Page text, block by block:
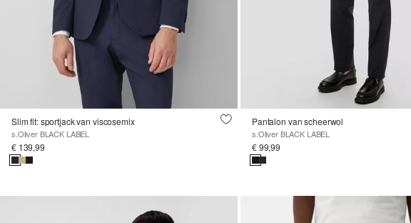
Slim fit: sportjack van viscosemix
s.Oliver BLACK LABEL
€ 139,99
Pantalon van scheerwol
s.Oliver BLACK LABEL
€ 99,99